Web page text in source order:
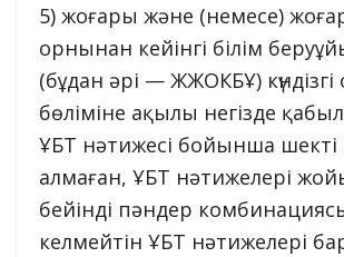
5) жоғары және (немесе)
орнынан кейінгі білім
(бұдан әрі — ЖЖОКБҰ) күндізгі
бөліміне ақылы негізде
ҰБТ нәтижесі бойынша шекті
алмаған, ҰБТ нәтижелері
бейінді пәндер
келмейтін ҰБТ нәтижелері